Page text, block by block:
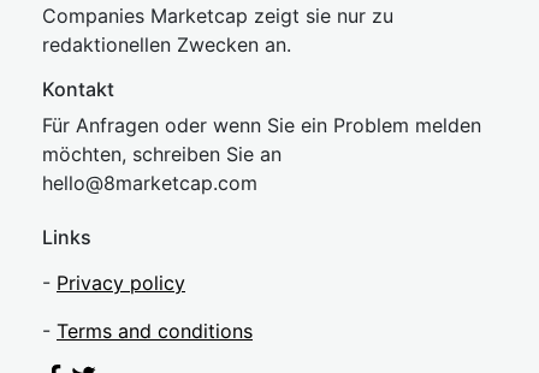
Companies Marketcap zeigt sie nur zu
redaktionellen Zwecken an.
Kontakt
Für Anfragen oder wenn Sie ein Problem melden
möchten, schreiben Sie an
hello@8marketcap.com
Links
- Privacy policy
- Terms and conditions